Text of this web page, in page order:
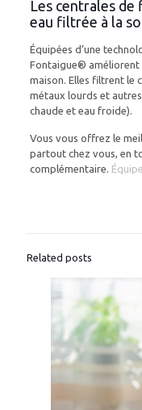
Les centrales
eau filtrée à la
Équipées d’une
Fontaigue® améliorent
maison. Elles filtrent le
métaux lourds et autres
chaude et eau froide).
Vous vous offrez le
partout chez vous, en
complémentaire.
Related posts